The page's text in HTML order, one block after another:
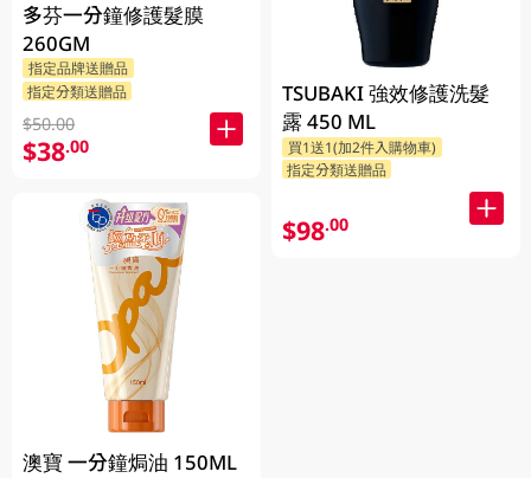
多芬一分鐘修護髮膜
260GM
指定品牌送贈品
指定分類送贈品
$50.00
$38.00
澳寶 一分鐘焗油 150ML
TSUBAKI 強效修護洗髮
露 450 ML
買1送1(加2件入購物車)
指定分類送贈品
$98.00